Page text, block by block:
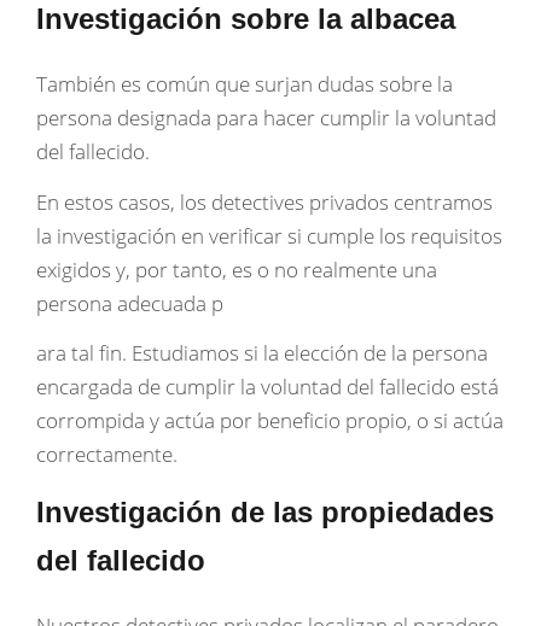
Investigación sobre la albacea
También es común que surjan dudas sobre la
persona designada para hacer cumplir la voluntad
del fallecido.
En estos casos, los detectives privados centramos
la investigación en verificar si cumple los requisitos
exigidos y, por tanto, es o no realmente una
persona adecuada p
ara tal fin. Estudiamos si la elección de la persona
encargada de cumplir la voluntad del fallecido está
corrompida y actúa por beneficio propio, o si actúa
correctamente.
Investigación de las propiedades
del fallecido